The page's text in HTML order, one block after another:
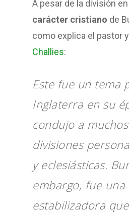
A pesar de la división en
carácter cristiano de
como explica el pastor
Challies:
Este fue un tema
Inglaterra en su
condujo a
divisiones
y eclesiásticas.
embargo, fue una
estabilizadora